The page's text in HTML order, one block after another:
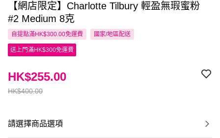
【網店限定】Charlotte Tilbury 輕盈無瑕蜜粉
#2 Medium 8克
自提點滿HK$300.00免運費 國家/地區配送
送上門滿HK$300免運費
HK$400.00
HK$255.00
請選擇商品選項